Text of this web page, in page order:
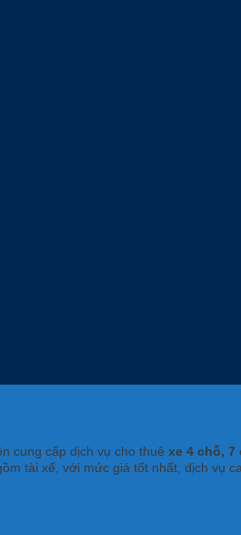
cung cấp dịch vụ cho thuê xe 4 chỗ, 7
tài xế, với mức giá tốt nhất, dịch vụ